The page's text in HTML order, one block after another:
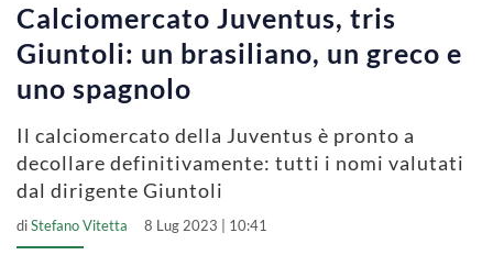
Calciomercato Juventus, tris
Giuntoli: un brasiliano, un greco e
uno spagnolo
Il calciomercato della Juventus è pronto a
decollare definitivamente: tutti i nomi valutati
dal dirigente Giuntoli
diStefano Vitetta 8 Lug 2023 | 10:41